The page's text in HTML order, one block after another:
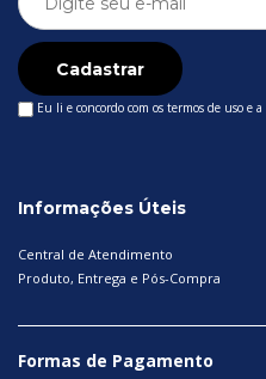
Informações Úteis
Central de Atendimento
Produto, Entrega e Pós-Compra
Cadastrar
Eu li e concordo com os termos de uso e a
Formas de Pagamento